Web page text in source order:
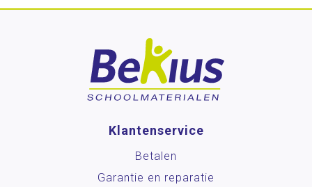
Klantenservice
Betalen
Garantie en reparatie